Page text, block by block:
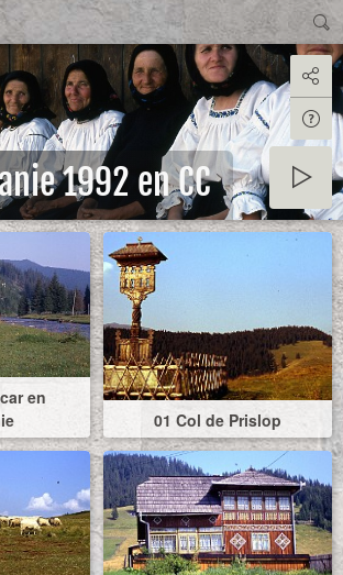
1992 en CC
en
01 Col de Prislop